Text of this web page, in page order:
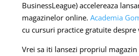
BusinessLeague) accelereaza
magazinelor online. Academia
cu cursuri practice gratuite despre
Vrei sa iti lansezi propriul